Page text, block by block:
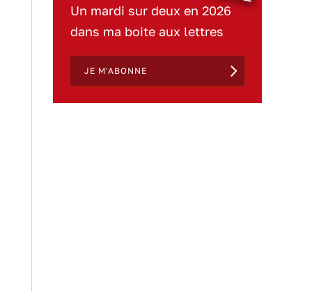
Un mardi sur deux en 2026
dans ma boite aux lettres
JE M'ABONNE